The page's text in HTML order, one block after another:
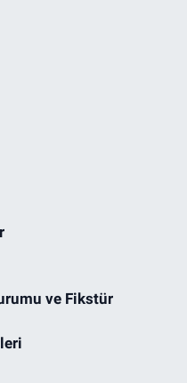
ve Fikstür